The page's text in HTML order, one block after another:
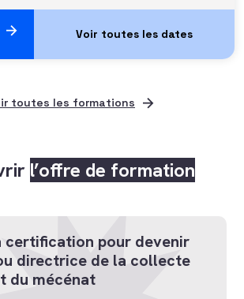
toutes les formations
l’offre de formation
certification pour devenir
directrice de la collecte
du mécénat